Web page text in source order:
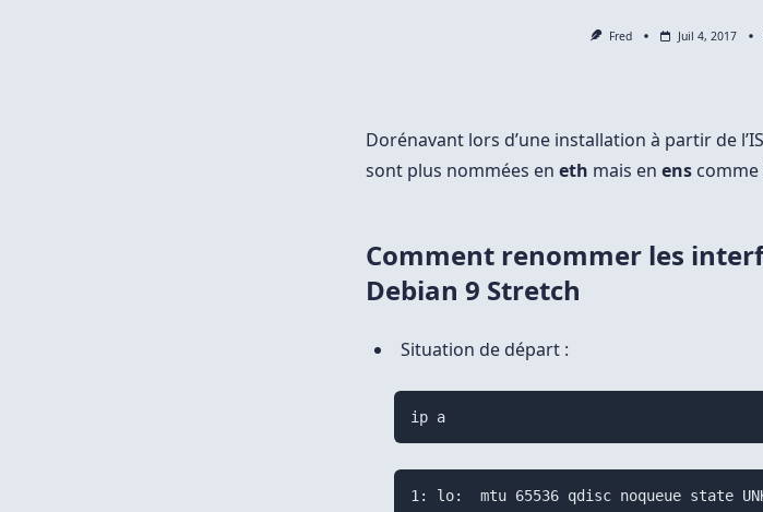
Fred Juil 4, 2017
Dorénavant lors d’une installation à partir de
sont plus nommées en eth mais en enscomme
Comment renommer les
Debian 9 Stretch
Situation de départ :
ip a
1: lo:  mtu 65536 qdisc noqueue state